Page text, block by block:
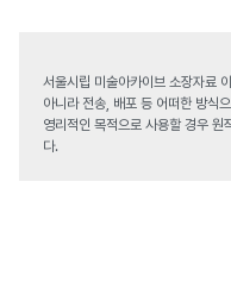
서울시립 미술아카이브 소장자료
아니라 전송, 배포 등 어떠한 방식
영리적인 목적으로 사용할 경우 원
다.